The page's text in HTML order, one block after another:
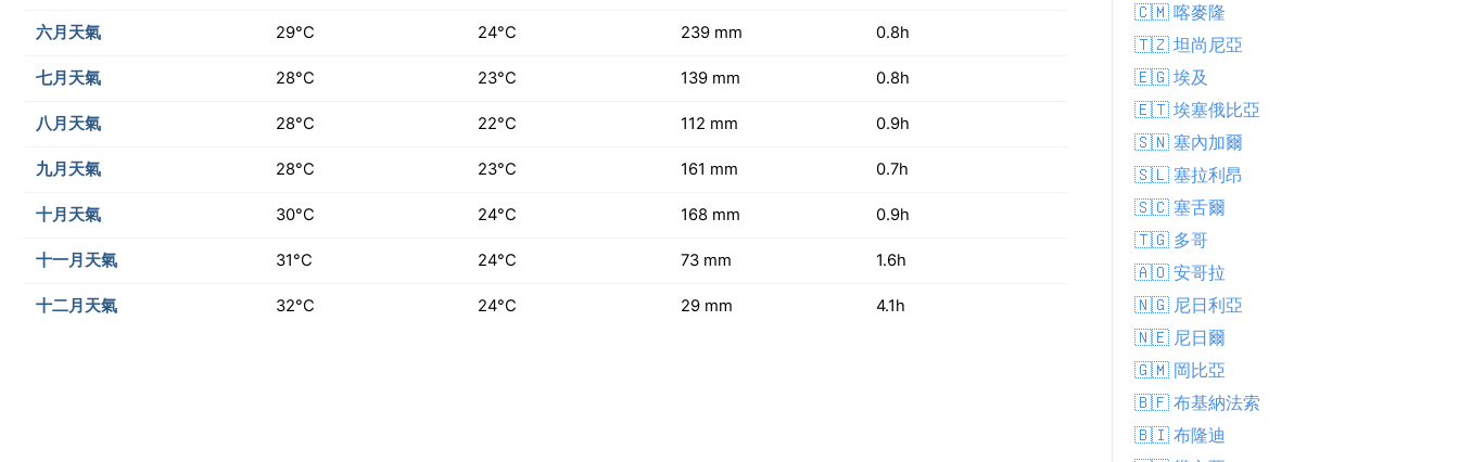
六月天氣 29°C 24°C 239 mm 0.8h
七月天氣 28°C 23°C 139 mm 0.8h
八月天氣 28°C 22°C 112 mm 0.9h
九月天氣 28°C 23°C 161 mm 0.7h
十月天氣 30°C 24°C 168 mm 0.9h
十一月天氣 31°C 24°C 73 mm 1.6h
十二月天氣 32°C 24°C 29 mm 4.1h
🇨🇲 喀麥隆
🇹🇿 坦尚尼亞
🇪🇬 埃及
🇪🇹 埃塞俄比亞
🇸🇳 塞內加爾
🇸🇱 塞拉利昂
🇸🇨 塞舌爾
🇹🇬 多哥
🇦🇴 安哥拉
🇳🇬 尼日利亞
🇳🇪 尼日爾
🇬🇲 岡比亞
🇧🇫 布基納法索
🇧🇮 布隆迪